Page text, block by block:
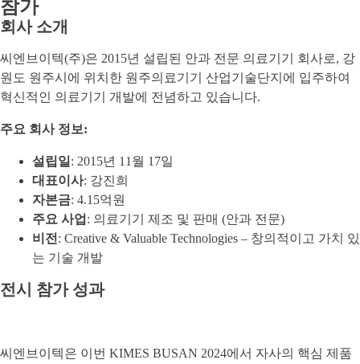
참가
회사 소개
씨엔브이텍(주)은 2015년 설립된 안과 전문 의료기기 회사로, 강
원도 원주시에 위치한 원주의료기기 산업기술단지에 입주하여
혁신적인 의료기기 개발에 전념하고 있습니다.
주요 회사 정보:
설립일 : 2015년 11월 17일
대표이사: 강진희
자본금: 4.15억원
주요 사업 : 의료기기 제조 및 판매 (안과 전문)
비전 : Creative & Valuable Technologies – 창의적이고 가치 있
는 기술 개발
전시 참가 성과
씨엔브이텍은 이번 KIMES BUSAN 2024에서 자사의 핵심 제품